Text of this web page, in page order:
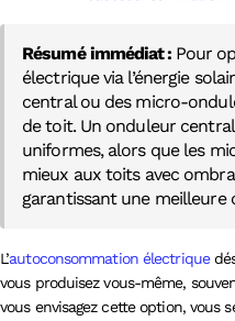
Résumé immédiat : Pour
électrique via l’énergie
central ou des micro-
de toit. Un onduleur
uniformes, alors que les
mieux aux toits avec
garantissant une meilleure
L’autoconsommation électrique
vous produisez vous-même,
vous envisagez cette option, vous